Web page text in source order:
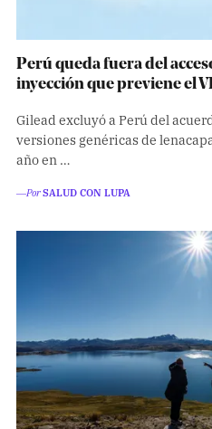
Perú queda fuera del
inyección que previene el
Gilead excluyó a Perú del
versiones genéricas de
año en …
―PorSALUD CON LUPA